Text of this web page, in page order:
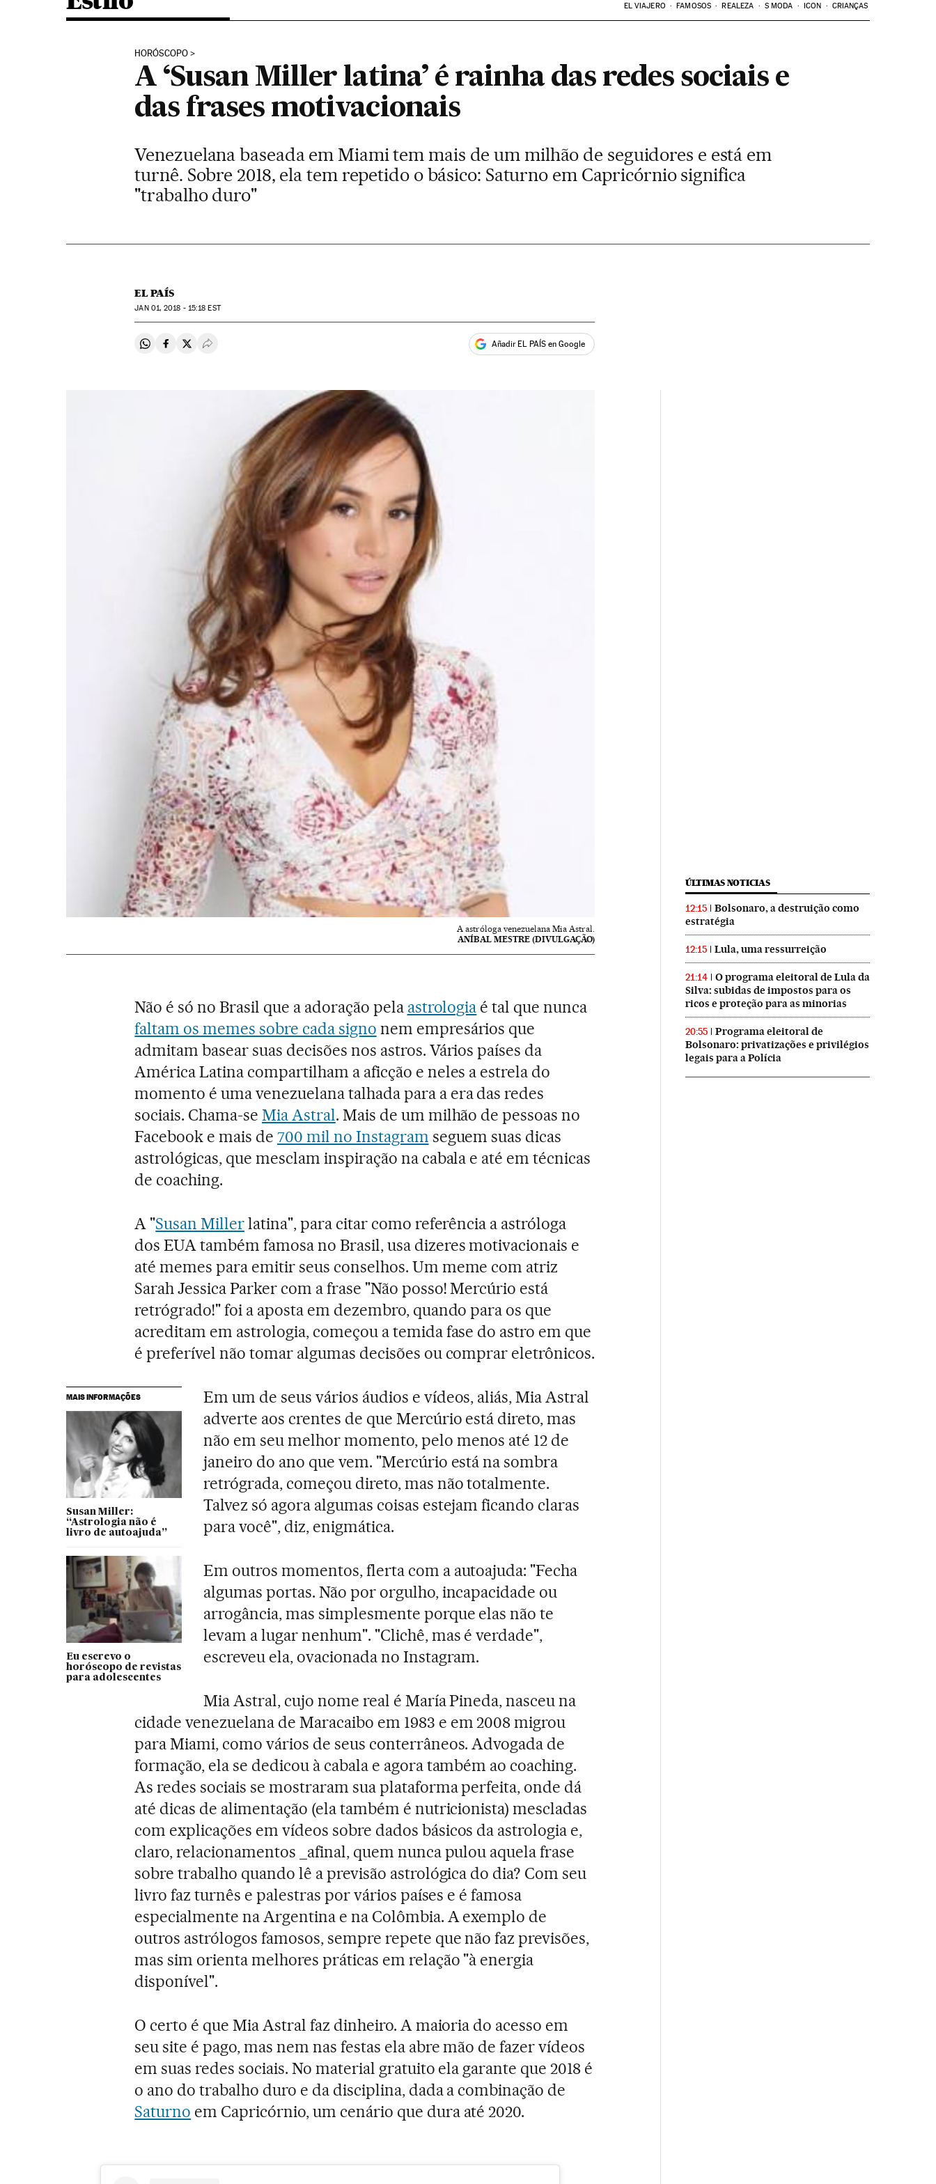
EL VIAJERO FAMOSOS REALEZA S MODA ICON CRIANÇAS
HORÓSCOPO
A ‘Susan Miller latina’ é rainha das redes sociais e
das frases motivacionais
Venezuelana baseada em Miami tem mais de um milhão de seguidores e está em
turnê. Sobre 2018, ela tem repetido o básico: Saturno em Capricórnio significa
"trabalho duro"
EL PAÍS
JAN01, 2018 - 15:18 EST
Compartir en Whatsapp
Compartir en Facebook
Compartir en Twitter
Desplegar Redes Sociales Añadir EL PAÍS en Google
A astróloga venezuelana Mia Astral.
ANÍBAL MESTRE (DIVULGAÇÃO)
Não é só no Brasil que a adoração pela astrologia é tal que nunca
faltam os memes sobre cada signo nem empresários que
admitam basear suas decisões nos astros. Vários países da
América Latina compartilham a aficção e neles a estrela do
momento é uma venezuelana talhada para a era das redes
sociais. Chama-se Mia Astral. Mais de um milhão de pessoas no
Facebook e mais de 700 mil no Instagram seguem suas dicas
astrológicas, que mesclam inspiração na cabala e até em técnicas
de coaching.
A "Susan Millerlatina", para citar como referência a astróloga
dos EUA também famosa no Brasil, usa dizeres motivacionais e
até memes para emitir seus conselhos. Um meme com atriz
Sarah Jessica Parker com a frase "Não posso! Mercúrio está
retrógrado!" foi a aposta em dezembro, quando para os que
acreditam em astrologia, começou a temida fase do astro em que
é preferível não tomar algumas decisões ou comprar eletrônicos.
MAIS INFORMAÇÕES
Susan Miller:
“Astrologia não é
livro de autoajuda”
Eu escrevo o
horóscopo de revistas
para adolescentes
Em um de seus vários áudios e vídeos, aliás, Mia Astral
adverte aos crentes de que Mercúrio está direto, mas
não em seu melhor momento, pelo menos até 12 de
janeiro do ano que vem. "Mercúrio está na sombra
retrógrada, começou direto, mas não totalmente.
Talvez só agora algumas coisas estejam ficando claras
para você", diz, enigmática.
Em outros momentos, flerta com a autoajuda: "Fecha
algumas portas. Não por orgulho, incapacidade ou
arrogância, mas simplesmente porque elas não te
levam a lugar nenhum". "Clichê, mas é verdade",
escreveu ela, ovacionada no Instagram.
Mia Astral, cujo nome real é María Pineda, nasceu na
cidade venezuelana de Maracaibo em 1983 e em 2008 migrou
para Miami, como vários de seus conterrâneos. Advogada de
formação, ela se dedicou à cabala e agora também ao coaching.
As redes sociais se mostraram sua plataforma perfeita, onde dá
até dicas de alimentação (ela também é nutricionista) mescladas
com explicações em vídeos sobre dados básicos da astrologia e,
claro, relacionamentos _afinal, quem nunca pulou aquela frase
sobre trabalho quando lê a previsão astrológica do dia? Com seu
livro faz turnês e palestras por vários países e é famosa
especialmente na Argentina e na Colômbia. A exemplo de
outros astrólogos famosos, sempre repete que não faz previsões,
mas sim orienta melhores práticas em relação "à energia
disponível".
O certo é que Mia Astral faz dinheiro. A maioria do acesso em
seu site é pago, mas nem nas festas ela abre mão de fazer vídeos
em suas redes sociais. No material gratuito ela garante que 2018 é
o ano do trabalho duro e da disciplina, dada a combinação de
Saturno em Capricórnio, um cenário que dura até 2020.
ÚLTIMAS NOTICIAS
12:15
Bolsonaro, a destruição como
estratégia
12:15 Lula, uma ressurreição
21:14
O programa eleitoral de Lula da
Silva: subidas de impostos para os
ricos e proteção para as minorias
20:55
Programa eleitoral de
Bolsonaro: privatizações e privilégios
legais para a Polícia